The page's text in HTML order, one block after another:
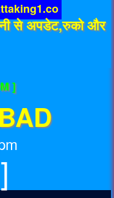
से अपडेट,रुको और
]
]